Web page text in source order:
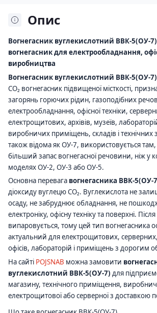
Опис
Вогнегасник вуглекислотний ВВК-5(ОУ-
вогнегасник для електрообладнання,
виробництва
Вогнегасник вуглекислотний ВВК-5(ОУ-7)
CO₂ вогнегасник підвищеної місткості,
загорянь горючих рідин, газоподібних
електрообладнання, офісної техніки,
електрощитових, архівів, музеїв,
виробничих приміщень, складів і
також відома як ОУ-7, використовується там,
більший запас вогнегасної речовини, ніж у
моделях ОУ-2, ОУ-3 або ОУ-5.
Основна перевага вогнегасника ВВК-5(ОУ-
діоксиду вуглецю CO₂. Вуглекислота не
осаду, не забруднює обладнання, не
електроніку, офісну техніку та поверхні.
випаровується, тому цей тип вогнегасника
актуальний для електрощитових, серверних,
офісів, лабораторій і приміщень з дорогим
На сайті POJSNAB можна замовити
вуглекислотний ВВК-5(ОУ-7) для
магазину, технічного приміщення,
електрощитової або серверної з доставкою